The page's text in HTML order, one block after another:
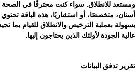
ومستعد للانطلاق. سواء كنت محترفًا في الصحة
أسنان، متخصصًا، أو استشاريًا، هذه الباقة
بسهولة بعملية الترخيص والانطلاق للقيام بما
عالية الجودة لأولئك الذين يحتاجون إليها.
تقرير تدفق البيانات